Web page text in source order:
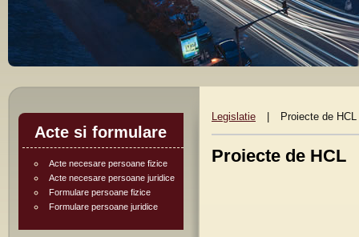
Acte si formulare
Acte necesare persoane fizice
Acte necesare persoane juridice
Formulare persoane fizice
Formulare persoane juridice
Legislatie Proiecte de HCL
Proiecte de HCL